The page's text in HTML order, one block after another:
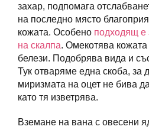
захар, подпомага
на последно място
кожата. Особено подходящ е
на скалпа. Омекотява
белези. Подобрява вида и
Тук отваряме една скоба, за
миризмата на оцет не бива
като тя изветрява.
Вземане на вана с овесени